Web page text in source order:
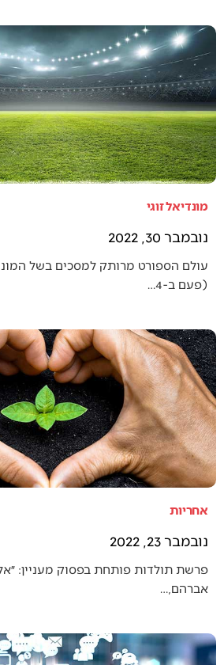
מונדיאל זוגי
נובמבר 30, 2022
עולם הספורט מרותק למסכים בשל
(פעם ב-4…
אחריות
נובמבר 23, 2022
פרשת תולדות פותחת בפסוק מעניין:
אברהם,…